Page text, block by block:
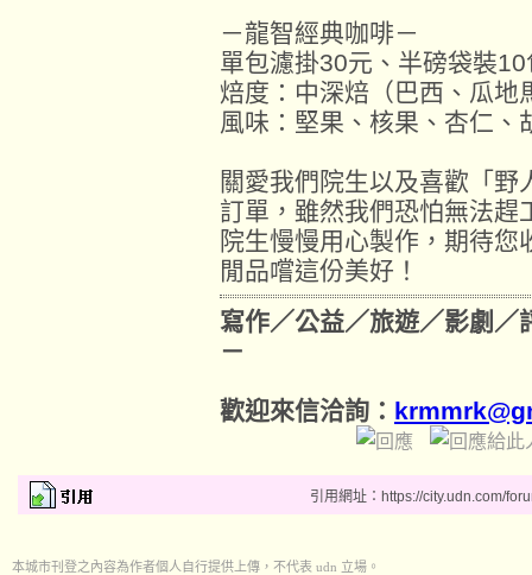
－龍智經典咖啡－
單包濾掛30元、半磅袋裝
焙度：中深焙（巴西、瓜地
風味：堅果、核果、杏仁、
關愛我們院生以及喜歡「
訂單，雖然我們恐怕無法趕
院生慢慢用心製作，期待
閒品嚐這份美好！
寫作／公益／旅遊／影劇／
－
歡迎來信洽詢：
引用網址：https://city.udn.com/
本城市刊登之內容為作者個人自行提供上傳，不代表 udn 立場。